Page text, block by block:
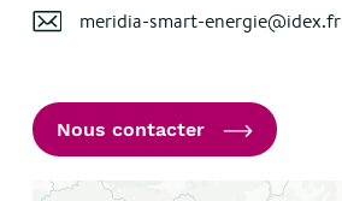
meridia-smart-energie@idex.fr
Nous contacter